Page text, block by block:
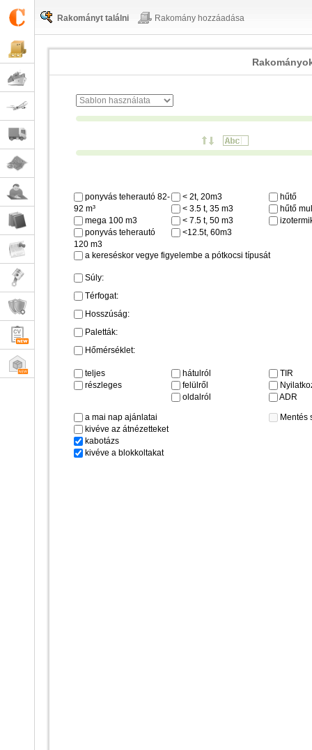
Rakományt találni Rakomány hozzáadása
ponyvás teherautó 82-
92 m³
mega 100 m3
ponyvás teherautó
120 m3
< 2t, 20m3
< 3.5 t, 35 m3
< 7.5 t, 50 m3
<12.5t, 60m3
hűtő
hűtő
a kereséskor vegye figyelembe a pótkocsi típusát
Súly:
Térfogat:
Hosszúság:
Paletták:
Hőmérséklet:
teljes
részleges
hátulról
felülről
oldalról
TIR
ADR
a mai nap ajánlatai
kivéve az átnézetteket
kabotázs
kivéve a blokkoltakat
Mentés